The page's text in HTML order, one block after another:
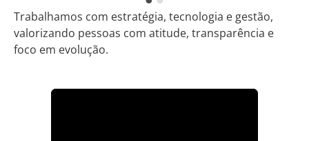
Trabalhamos com estratégia, tecnologia e gestão,
valorizando pessoas com atitude, transparência e
foco em evolução.